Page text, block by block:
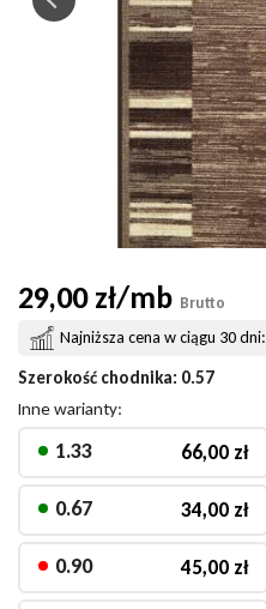
29,00 zł/mb Brutto
Najniższa cena w ciągu 30 dni:
Szerokość chodnika: 0.57
Inne warianty:
1.33 66,00 zł
0.67 34,00 zł
0.90 45,00 zł